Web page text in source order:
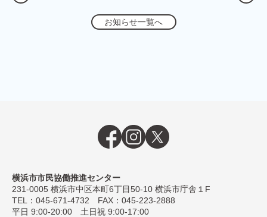
お知らせ一覧へ
横浜市市民協働推進センター
231-0005 横浜市中区本町6丁⽬50-10 横浜市庁舎１F
TEL： 045-671-4732 FAX：045-223-2888
平⽇ 9:00-20:00 ⼟⽇祝 9:00-17:00